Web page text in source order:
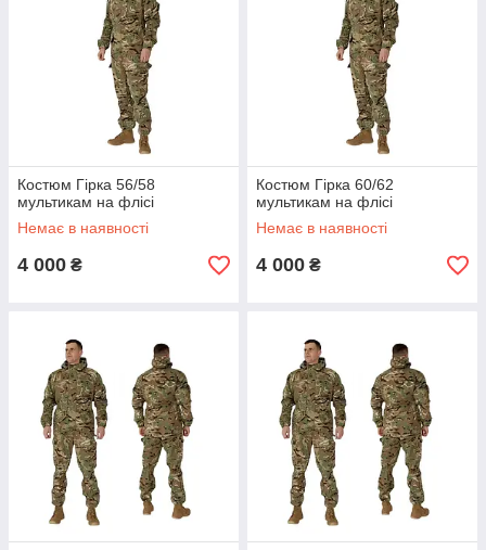
Костюм Гірка 56/58
мультикам на флісі
Немає в наявності
4 000 ₴
Костюм Гірка 60/62
мультикам на флісі
Немає в наявності
4 000 ₴